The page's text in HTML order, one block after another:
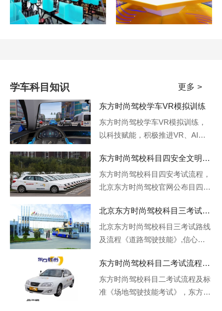
学车科目知识 更多 >
东方时尚驾校学车VR模拟训练
东方时尚驾校学车VR模拟训练，
以科技赋能，积极推进VR、AI等
源智能训练车及全智能化驾驶培训
的研究和产业化探索，打造素质教
育、高效便捷、节能环保的新一代
东方时尚驾校科目四安全文明驾驶考试流程
东方时尚驾校科目四安考试流程，
北京东方时尚驾校官网公布目四安
安全文明驾驶常识考试、驾驶员理
论考试。科目四考试内容考试试卷
由50道题组成，题目以案例、图
求、恶劣气象和复杂道路条件下的
安全驾驶知识、爆胎等紧急情况下
的临危处置方法以及发生交通事故
北京东方时尚驾校科目三考试路线及流程
北京东方时尚驾校科目三考试路线
及流程《道路驾驶技能》,信心满
解科三，轻松应对考试。今天分享
北京东方时尚驾校科目三考试路线
及流程。而科三的考试分为安全文
东方时尚驾校科目二考试流程及标准
东方时尚驾校科目二考试流程及标
准《场地驾驶技能考试》，东方时